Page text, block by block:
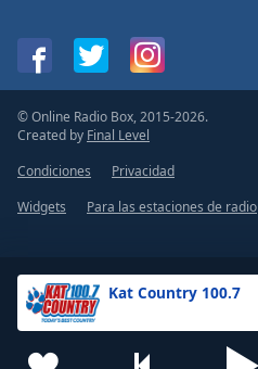
Kat Country 100.7
© Online Radio Box, 2015-2026.
Created by Final Level
Condiciones
Privacidad
Widgets
Para las estaciones de radio